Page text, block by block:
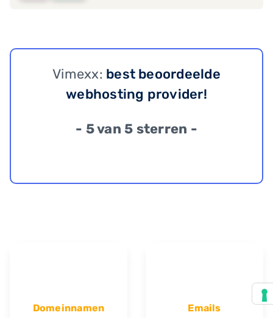
Vimexx: best beoordeelde
webhosting provider!
- 5 van 5 sterren -
Domeinnamen Emails